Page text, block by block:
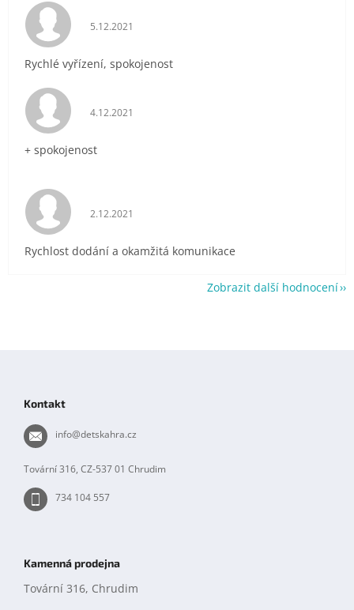
Hodnocení obchodu je 5 z 5 hvězdiček.
5.12.2021
Rychlé vyřízení, spokojenost
Hodnocení obchodu je 5 z 5 hvězdiček.
4.12.2021
+ spokojenost
Hodnocení obchodu je 5 z 5 hvězdiček.
2.12.2021
Rychlost dodání a okamžitá komunikace
Zobrazit další hodnocení
Kontakt
info@detskahra.cz
Tovární 316, CZ-537 01 Chrudim
734 104 557
Kamenná prodejna
Tovární 316, Chrudim